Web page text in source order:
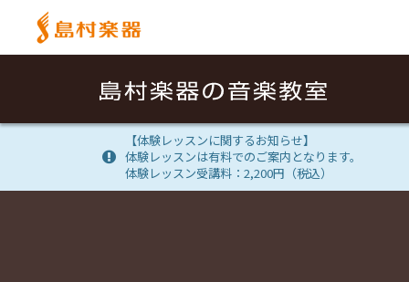
【体験レッスンに関するお知らせ】
体験レッスンは有料でのご案内となります。
体験レッスン受講料：2,200円（税込）